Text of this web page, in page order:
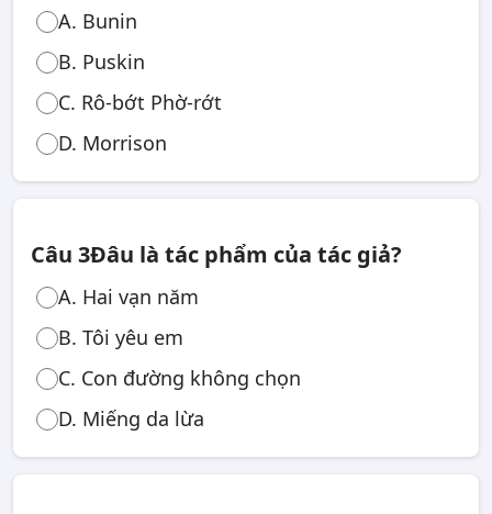
A. Bunin
B. Puskin
C. Rô-bớt Phờ-rớt
D. Morrison
Câu 3Đâu là tác phẩm của tác giả?
A. Hai vạn năm
B. Tôi yêu em
C. Con đường không chọn
D. Miếng da lừa